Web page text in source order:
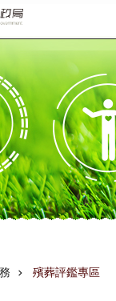
殯葬評鑑專區